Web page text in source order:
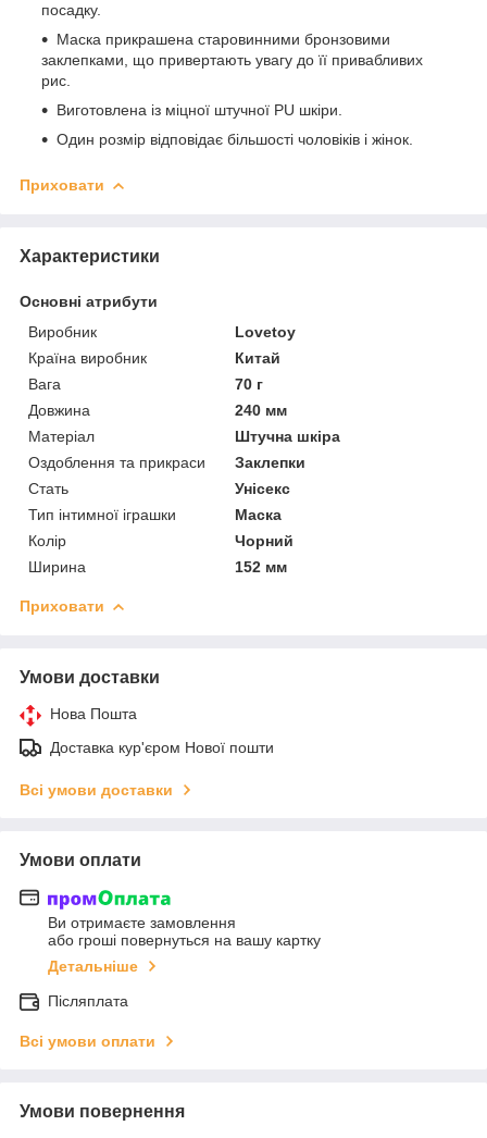
посадку.
Маска прикрашена старовинними бронзовими
заклепками, що привертають увагу до її привабливих
рис.
Виготовлена із міцної штучної PU шкіри.
Один розмір відповідає більшості чоловіків і жінок.
Приховати
Характеристики
Основні атрибути
Виробник
Lovetoy
Країна виробник
Китай
Вага
70 г
Довжина
240 мм
Матеріал
Штучна шкіра
Оздоблення та прикраси
Заклепки
Стать
Унісекс
Тип інтимної іграшки
Маска
Колір
Чорний
Ширина
152 мм
Приховати
Умови доставки
Нова Пошта
Доставка кур'єром Нової пошти
Всі умови доставки
Умови оплати
Ви отримаєте замовлення
або гроші повернуться на вашу картку
Детальніше
Післяплата
Всі умови оплати
Умови повернення